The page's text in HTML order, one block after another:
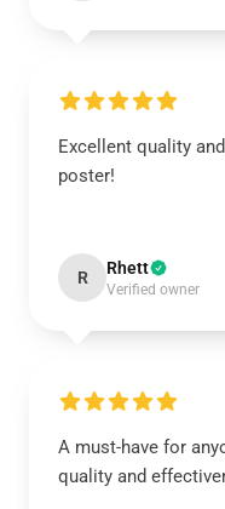
Excellent quality
poster!
R Rhett
Verified owner
A must-have for
quality and